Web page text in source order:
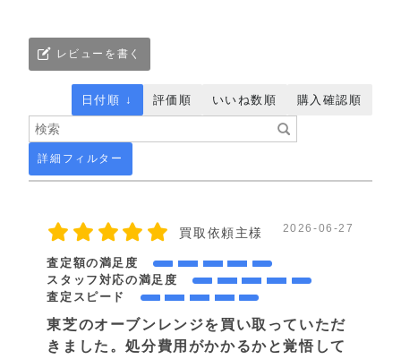
レビューを書く
詳細フィルター
日付順 ↓ 評価順 いいね数順 購入確認順
買取依頼主様 2026-06-27
査定額の満足度
スタッフ対応の満足度
査定スピード
東芝のオーブンレンジを買い取っていただ
きました。処分費用がかかるかと覚悟して